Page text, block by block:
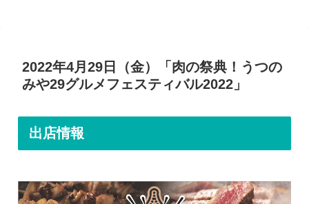
2022年4月29日（金）「肉の祭典！うつの
みや29グルメフェスティバル2022」
出店情報